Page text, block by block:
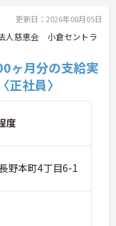
更新日：2026年08月05日
人慈恵会 小倉セントラ
ヶ月分の支給実
社員〉
度
野本町4丁目6-1